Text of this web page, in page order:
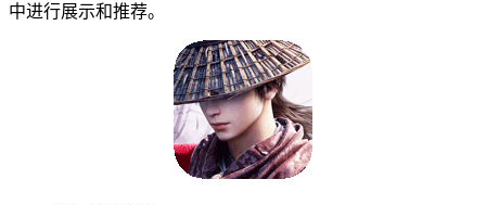
中进行展示和推荐。